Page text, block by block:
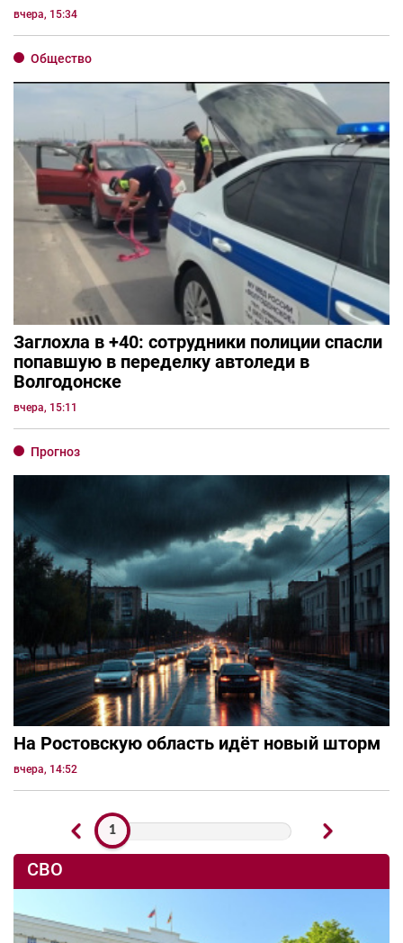
вчера, 15:34
Общество
Заглохла в +40: сотрудники полиции спасли
попавшую в переделку автоледи в
Волгодонске
вчера, 15:11
Прогноз
На Ростовскую область идёт новый шторм
вчера, 14:52
1
СВО